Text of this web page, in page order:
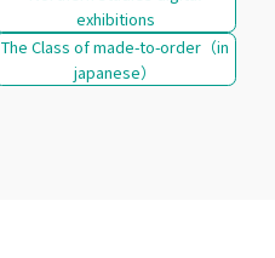
exhibitions
The Class of made-to-order（in
japanese）